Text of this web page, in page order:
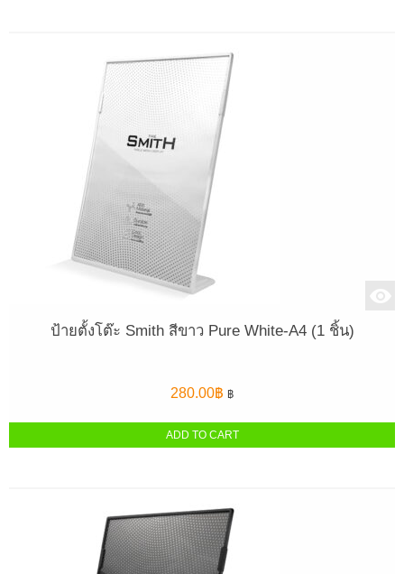
ป้ายตั้งโต๊ะ Smith สีขาว Pure White-A4 (1 ชิ้น)
280.00฿ ฿
ADD TO CART